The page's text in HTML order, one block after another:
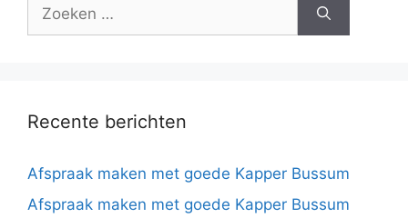
Recente berichten
Afspraak maken met goede Kapper Bussum
Afspraak maken met goede Kapper Bussum